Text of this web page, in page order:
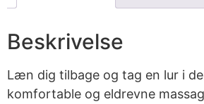
Beskrivelse
Læn dig tilbage og tag en lur i
komfortable og eldrevne